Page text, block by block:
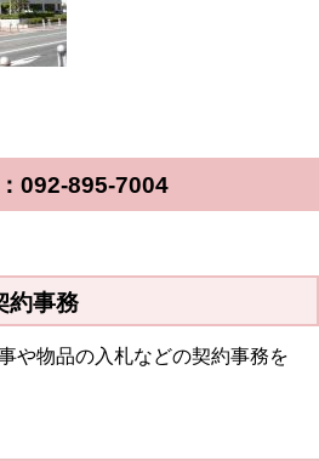
092-895-7004
約事務
や物品の入札などの契約事務を